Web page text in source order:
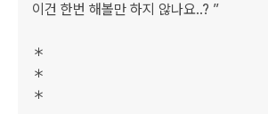
이건 한번 해볼만 하지 않나요..? ”
＊
＊
＊